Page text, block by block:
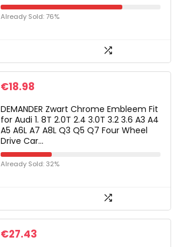
Already Sold: 76%
€18.98
DEMANDER Zwart Chrome Embleem Fit
for Audi 1. 8T 2.0T 2.4 3.0T 3.2 3.6 A3 A4
A5 A6L A7 A8L Q3 Q5 Q7 Four Wheel
Drive Car…
Already Sold: 32%
€27.43